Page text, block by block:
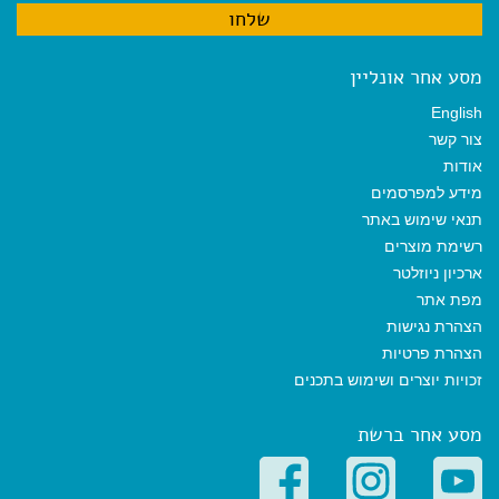
מסע אחר אונליין
English
צור קשר
אודות
מידע למפרסמים
תנאי שימוש באתר
רשימת מוצרים
ארכיון ניוזלטר
מפת אתר
הצהרת נגישות
הצהרת פרטיות
זכויות יוצרים ושימוש בתכנים
מסע אחר ברשת